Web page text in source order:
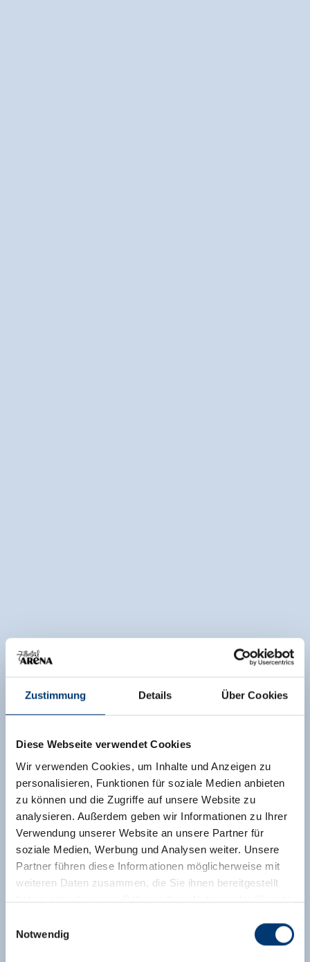
Zustimmung Details Über Cookies
Diese Webseite verwendet Cookies
Wir verwenden Cookies, um Inhalte und Anzeigen zu
personalisieren, Funktionen für soziale Medien anbieten
zu können und die Zugriffe auf unsere Website zu
analysieren. Außerdem geben wir Informationen zu Ihrer
Verwendung unserer Website an unsere Partner für
soziale Medien, Werbung und Analysen weiter. Unsere
Partner führen diese Informationen möglicherweise mit
weiteren Daten zusammen, die Sie ihnen bereitgestellt
haben oder die sie im Rahmen Ihrer Nutzung der Dienste
Notwendig